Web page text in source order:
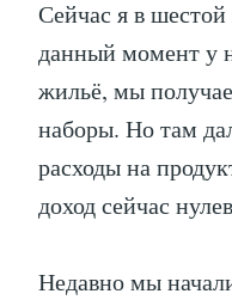
Сейчас я в
данный момент у
жильё, мы
наборы. Но там
расходы на
доход сейчас
Недавно мы